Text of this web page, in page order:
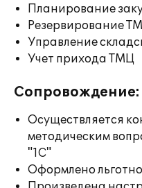
Планирование
Резервирование
Управление
Учет прихода ТМЦ
Сопровождение:
Осуществляется
методическим
"1С"
Оформлено